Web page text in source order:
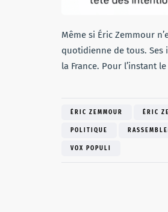
Même si Éric Zemmour
quotidienne de tous. Ses
la France. Pour l’instant
ÉRIC ZEMMOUR ÉRIC
POLITIQUE
VOX POPULI